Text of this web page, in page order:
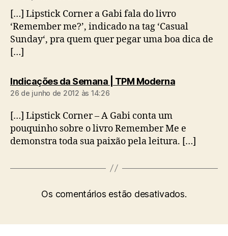
[…] Lipstick Corner a Gabi fala do livro
‘Remember me?’, indicado na tag ‘Casual
Sunday‘, pra quem quer pegar uma boa dica de
[…]
Indicações da Semana | TPM Modernadiz:
26 de junho de 2012 às 14:26
[…] Lipstick Corner – A Gabi conta um
pouquinho sobre o livro Remember Me e
demonstra toda sua paixão pela leitura. […]
Os comentários estão desativados.